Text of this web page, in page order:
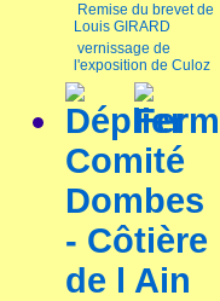
Remise du brevet de
Louis GIRARD
vernissage de
l'exposition de Culoz
Comité
Dombes
- Côtière
de l Ain